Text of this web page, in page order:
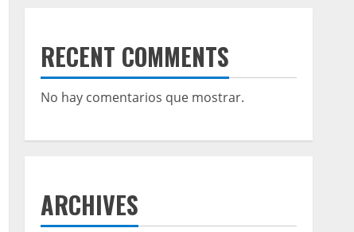
RECENT COMMENTS
No hay comentarios que mostrar.
ARCHIVES